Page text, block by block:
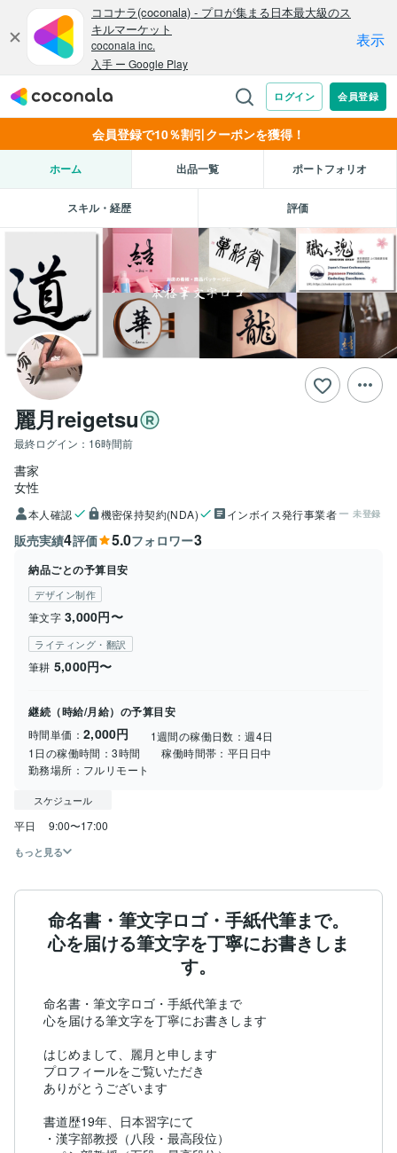
会員登録で10％割引クーポンを獲得！
ホーム 出品一覧 ポートフォリオ
スキル・経歴 評価
麗月reigetsu
最終ログイン： 16時間前
書家
女性
本人確認 機密保持契約(NDA) インボイス発行事業者 未登録
販売実績4評価 5.0フォロワー3
納品ごとの予算目安
デザイン制作
筆文字 3,000円〜
ライティング・翻訳
筆耕 5,000円〜
継続（時給/月給）の予算目安
時間単価： 2,000円 1週間の稼働日数：週4日
1日の稼働時間：3時間 稼働時間帯： 平日日中
勤務場所： フルリモート
スケジュール
平日     9:00〜17:00
もっと見る
命名書・筆文字ロゴ・手紙代筆まで。
心を届ける筆文字を丁寧にお書きしま
す。
命名書・筆文字ロゴ・手紙代筆まで
心を届ける筆文字を丁寧にお書きします
はじめまして、麗月と申します
プロフィールをご覧いただき
ありがとうございます
書道歴19年、日本習字にて
・漢字部教授（八段・最高段位）